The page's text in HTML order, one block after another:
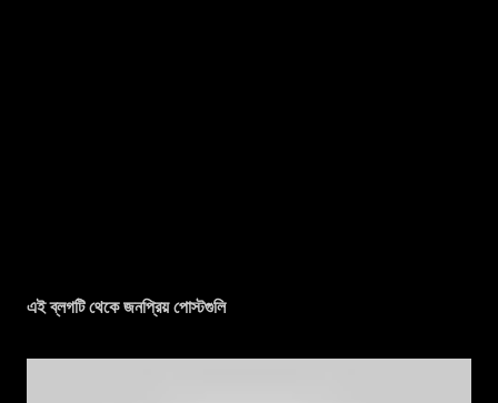
এই ব্লগটি থেকে জনপ্রিয় পোস্টগুলি